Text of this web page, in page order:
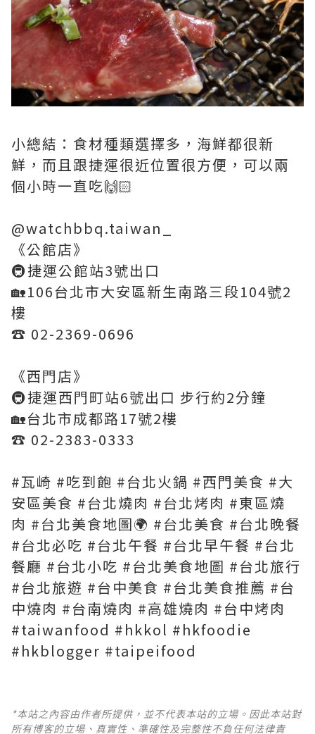
小總結：食材種類選擇多，海鮮都很新
鮮，而且跟捷運很近位置很方便，可以兩
個小時一直吃🙌🏻
@watchbbq.taiwan_
《公館店》
🚇捷運公館站3號出口
🏡106台北市大安區新生南路三段104號2
樓
☎️ 02-2369-0696
《西門店》
🚇捷運西門町站6號出口 步行約2分鐘
🏡台北市成都路17號2樓
☎️ 02-2383-0333
#瓦崎 #吃到飽 #台北火鍋 #西門美食 #大
安區美食 #台北燒肉 #台北烤肉 #東區燒
肉 #台北美食地圖🌍 #台北美食 #台北晚餐
#台北必吃 #台北午餐 #台北早午餐 #台北
餐廳 #台北小吃 #台北美食地圖 #台北旅行
#台北旅遊 #台中美食 #台北美食推薦 #台
中燒肉 #台南燒肉 #高雄燒肉 #台中烤肉
#taiwanfood #hkkol #hkfoodie
#hkblogger #taipeifood
*本站之內容由作者所提供，並不代表本站的立場。因此本站對
所有博客的立場、真實性、準確性及完整性不負任何法律責